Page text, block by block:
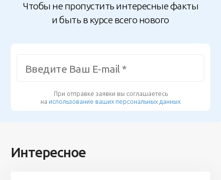
Чтобы не пропустить интересные факты
и быть в курсе всего нового
При отправке заявки вы соглашаетесь
на использование ваших персональных данных
Интересное